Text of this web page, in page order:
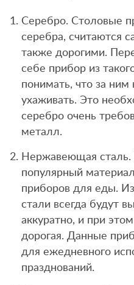
Серебро. Столовые
серебра, считаются
также дорогими.
себе прибор из
понимать, что за
ухаживать. Это
серебро очень
металл.
Нержавеющая
популярный
приборов для еды.
стали всегда будут
аккуратно, и при
дорогая. Данные
для ежедневного
празднований.